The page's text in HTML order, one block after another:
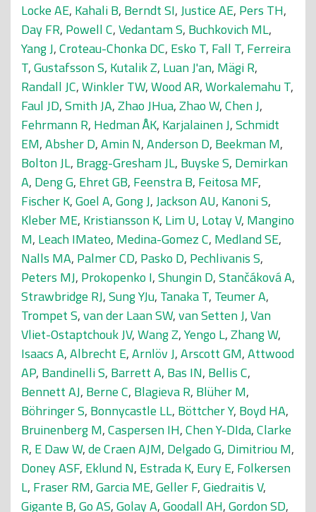
Locke AE, Kahali B, Berndt SI,Justice AE, Pers TH,
Day FR, Powell C,Vedantam S, Buchkovich ML,
Yang J,Croteau-Chonka DC, Esko T, Fall T, Ferreira
T,Gustafsson S, Kutalik Z, Luan J'an, Mägi R,
Randall JC,Winkler TW,Wood AR,Workalemahu T,
Faul JD,Smith JA,Zhao JHua,Zhao W,Chen J,
Fehrmann R, Hedman ÅK, Karjalainen J,Schmidt
EM,Absher D,Amin N,Anderson D, Beekman M,
Bolton JL, Bragg-Gresham JL, Buyske S, Demirkan
A, Deng G, Ehret GB, Feenstra B, Feitosa MF,
Fischer K,Goel A,Gong J,Jackson AU, Kanoni S,
Kleber ME, Kristiansson K, Lim U, Lotay V, Mangino
M, Leach IMateo, Medina-Gomez C, Medland SE,
Nalls MA, Palmer CD, Pasko D, Pechlivanis S,
Peters MJ, Prokopenko I,Shungin D,Stančáková A,
Strawbridge RJ,Sung YJu, Tanaka T, Teumer A,
Trompet S,van der Laan SW,van Setten J,Van
Vliet-Ostaptchouk JV,Wang Z,Yengo L,Zhang W,
Isaacs A,Albrecht E,Arnlöv J,Arscott GM,Attwood
AP, Bandinelli S, Barrett A, Bas IN, Bellis C,
Bennett AJ, Berne C, Blagieva R, Blüher M,
Böhringer S, Bonnycastle LL, Böttcher Y, Boyd HA,
Bruinenberg M,Caspersen IH,Chen Y-DIda,Clarke
R, E Daw W,de Craen AJM, Delgado G, Dimitriou M,
Doney ASF, Eklund N, Estrada K, Eury E, Folkersen
L, Fraser RM,Garcia ME,Geller F,Giedraitis V,
Gigante B,Go AS,Golay A,Goodall AH,Gordon SD,